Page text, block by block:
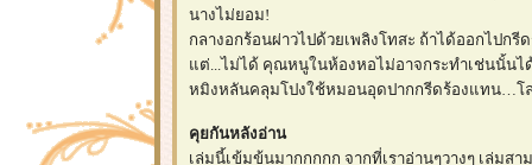
นางไม่ยอม!
กลางอกร้อนผ่าวไปด้วยเพลิงโทสะ ถ้าได้ออกไปก
ต่...ไม่ได้ คุณหนูในห้องหอไม่อาจกระทำเช่นนั้นไ
หมิงหลันคลุมโปงใช้หมอนอุดปากกรีดร้องแทน…โ
คุยกันหลังอ่าน
เล่มนี้เข้มข้นมากกกกก จากที่เราอ่านๆวางๆ เล่มส